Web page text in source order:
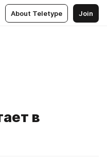
About Teletype Join
в